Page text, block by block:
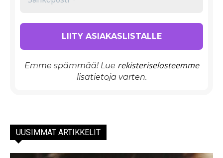
Emme spämmää! Lue rekisteriselosteemme
lisätietoja varten.
UUSIMMAT ARTIKKELIT